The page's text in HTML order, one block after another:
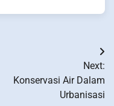
Next:
Konservasi Air Dalam
Urbanisasi